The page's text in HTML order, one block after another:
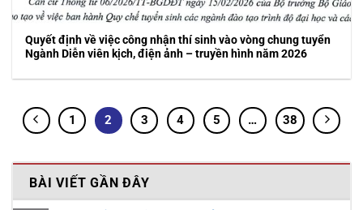
Quyết định về việc công nhận thí sinh vào vòng chung tuyển
Ngành Diễn viên kịch, điện ảnh – truyền hình năm 2026
1 2 3 4 5 … 38
BÀI VIẾT GẦN ĐÂY